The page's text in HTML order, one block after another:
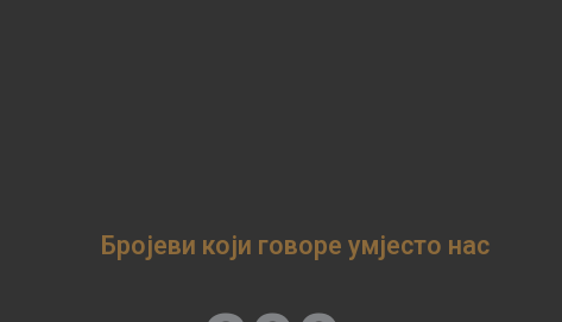
Бројеви који говоре умјесто нас